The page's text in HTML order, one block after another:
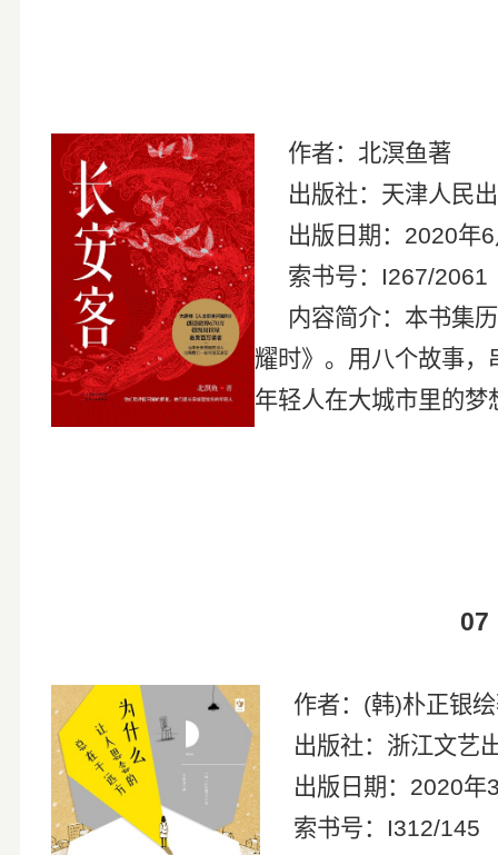
作者：北溟
出版社：天津人民
出版日期： 2020年6
索书号： I267/2061
内容简介：本书集
耀时》。用八个故事
年轻人在大城市里的梦
07
作者： (韩)朴正
出版社：浙江文艺
出版日期： 2020年
索书号： I312/145